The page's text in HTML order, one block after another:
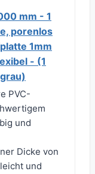
mm - 1
porenlos
1mm
- (1
PVC-
und
Dicke von
und